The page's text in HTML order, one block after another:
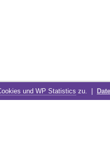
und WP Statistics zu. |